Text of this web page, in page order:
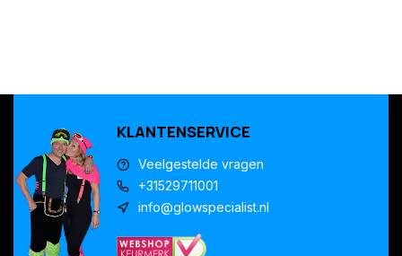
KLANTENSERVICE
Veelgestelde vragen
+31529711001
info@glowspecialist.nl